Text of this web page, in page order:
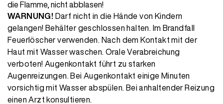
die Flamme, nicht abblasen!
WARNUNG! Darf nicht in die Hände von Kindern
gelangen! Behälter geschlossen halten. Im Brandfall
Feuerlöscher verwenden. Nach dem Kontakt mit der
Haut mit Wasser waschen. Orale Verabreichung
verboten! Augenkontakt führt zu starken
Augenreizungen. Bei Augenkontakt einige Minuten
vorsichtig mit Wasser abspülen. Bei anhaltender Reizung
einen Arzt konsultieren.